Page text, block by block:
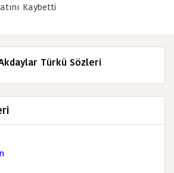
Kaybetti
Türkü Sözleri